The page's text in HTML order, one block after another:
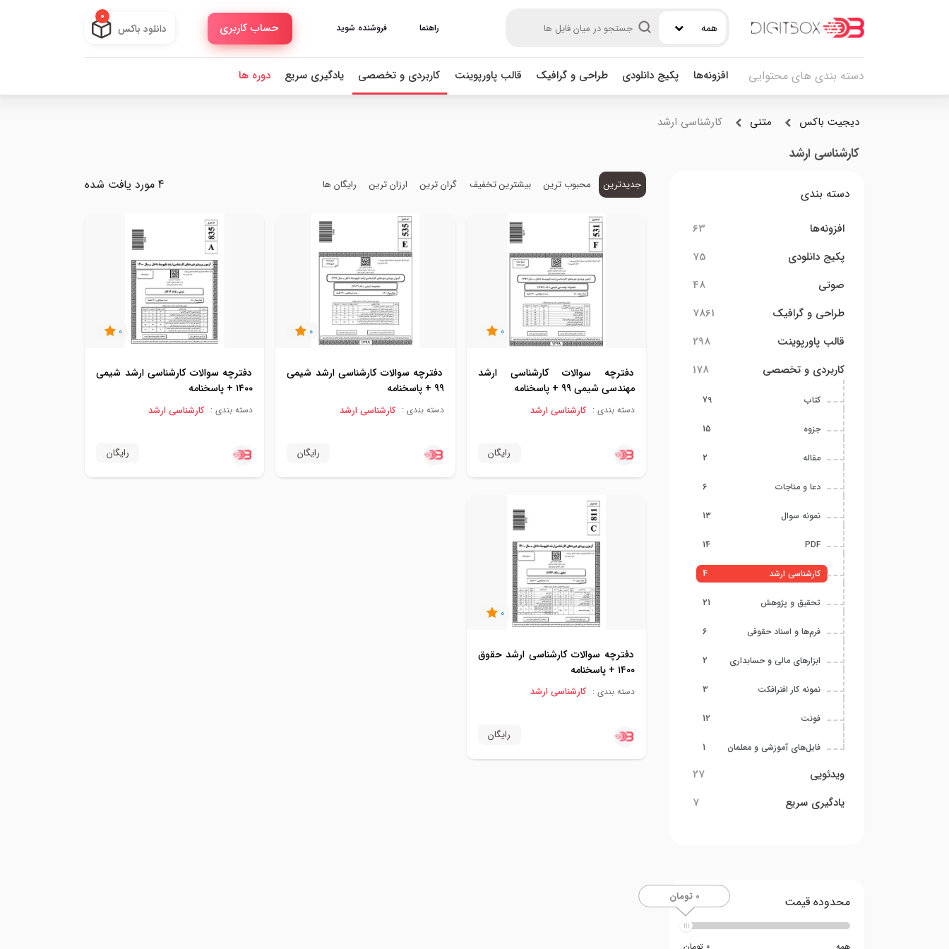
همه راهنما فروشنده شوید حساب کاربری دانلود باکس
0
دسته بندی های محتوایی افزونه‌ها پکیج دانلودی طراحی و گرافیک قالب پاورپوینت کاربردی و تخصصی یادگیری سریع دوره ها
دیجیت باکس متنی کارشناسی ارشد
کارشناسی ارشد
دسته بندی
افزونه‌ها
63
پکیج دانلودی
75
صوتی
48
طراحی و گرافیک
7861
قالب پاورپوینت
298
کاربردی و تخصصی
178
کتاب 79
جزوه 15
مقاله 2
دعا و مناجات 6
نمونه سوال 13
PDF
14
کارشناسی ارشد 4
تحقیق و پژوهش 21
فرم‌ها و اسناد حقوقی 6
ابزارهای مالی و حسابداری 2
نمونه کار افترافکت 3
فونت 12
فایل‌های آموزشی و معلمان 1
ویدئویی
27
یادگیری سریع
7
محدوده قیمت 0 تومان
جدیدترین محبوب ترین بیشترین تخفیف گران ترین ارزان ترین رایگان ها 4 مورد یافت شده
0
دفترچه سوالات کارشناسی ارشد
مهندسی شیمی 99 + پاسخنامه
دسته بندی : کارشناسی ارشد
رایگان
0
دفترچه سوالات کارشناسی ارشد شیمی
99 + پاسخنامه
دسته بندی : کارشناسی ارشد
رایگان
0
دفترچه سوالات کارشناسی ارشد شیمی
۱۴۰۰ + پاسخنامه
دسته بندی : کارشناسی ارشد
رایگان
0
دفترچه سوالات کارشناسی ارشد حقوق
۱۴۰۰ + پاسخنامه
دسته بندی : کارشناسی ارشد
رایگان